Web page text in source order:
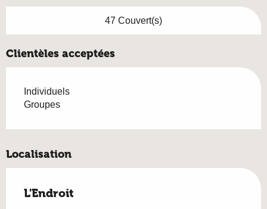
47 Couvert(s)
Clientèles acceptées
Individuels
Groupes
Localisation
L'Endroit